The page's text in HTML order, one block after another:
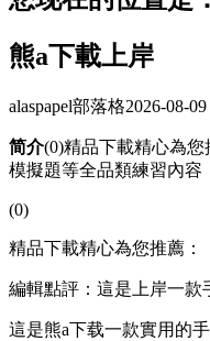
熊a下載上岸
alaspapel部落格2026-08-09
简介(0)精品下載精心為
模擬題等全品類練習內容
(0)
精品下載精心為您推薦：
編輯點評：這是上岸一款
這是熊a下载一款實用的